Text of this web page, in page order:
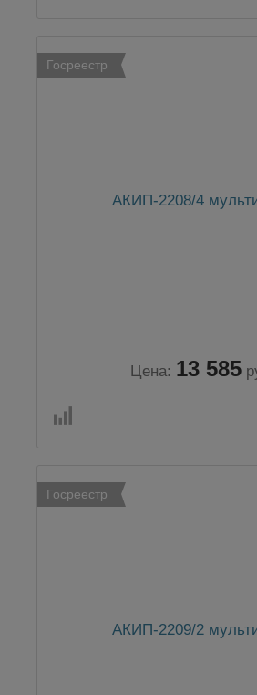
Госреестр
АКИП-2208/4
Цена: 13 585
Госреестр
АКИП-2209/2